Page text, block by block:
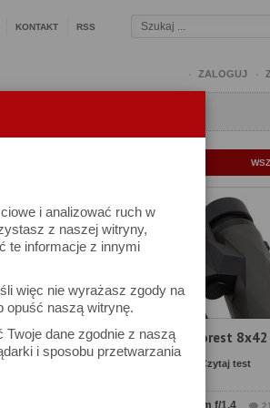
i analizować ruch w
z naszej witryny,
te informacje z innymi
więc nie wyrażasz zgody na
opuść naszą witrynę.
dane zgodnie z naszą
i sposobu przetwarzania
KONTAKT RSS
ZALOGUJ
Test Delta Optical Forest 8x42
Czytaj test
Test Sirui Aurora 35 mm f/1.4 21